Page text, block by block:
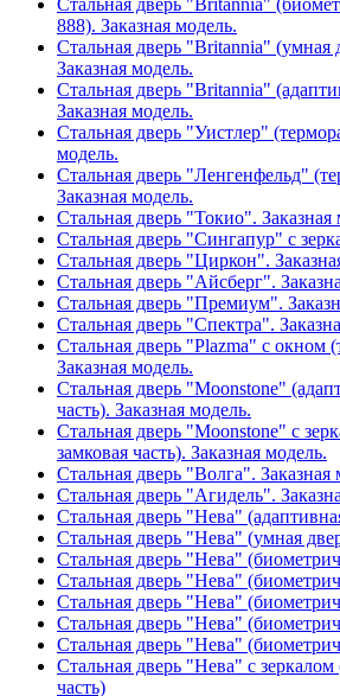
Стальная дверь "Britannia"
888). Заказная модель.
Стальная дверь "Britannia" (умная
Заказная модель.
Стальная дверь "Britannia"
Заказная модель.
Стальная дверь "Уистлер"
модель.
Стальная дверь "Ленгенфельд"
Заказная модель.
Стальная дверь "Токио". Заказная
Стальная дверь "Сингапур" с
Стальная дверь "Циркон".
Стальная дверь "Айсберг".
Стальная дверь "Премиум".
Стальная дверь "Спектра".
Стальная дверь "Plazma" с окном
Заказная модель.
Стальная дверь "Moonstone"
часть). Заказная модель.
Стальная дверь "Moonstone" с
замковая часть). Заказная модель.
Стальная дверь "Волга". Заказная
Стальная дверь "Агидель".
Стальная дверь "Нева"
Стальная дверь "Нева" (умная
Стальная дверь "Нева"
Стальная дверь "Нева"
Стальная дверь "Нева"
Стальная дверь "Нева"
Стальная дверь "Нева"
Стальная дверь "Нева" с зеркалом
часть)